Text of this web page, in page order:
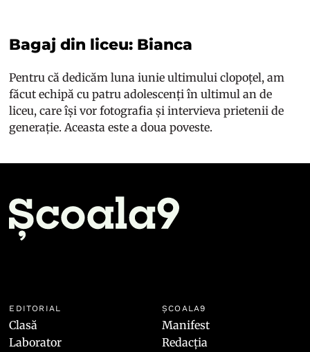
Bagaj din liceu: Bianca
Pentru că dedicăm luna iunie ultimului clopoțel, am
făcut echipă cu patru adolescenți în ultimul an de
liceu, care își vor fotografia și intervieva prietenii de
generație. Aceasta este a doua poveste.
EDITORIAL
Clasă
Laborator
ȘCOALA9
Manifest
Redacția